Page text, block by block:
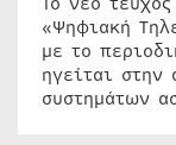
«Ψηφιακή
με το
ηγείται
συστημάτων